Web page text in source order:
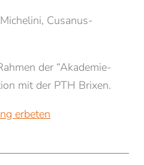
Cusanus-
der “Akademie-
mit der PTH Brixen.
erbeten